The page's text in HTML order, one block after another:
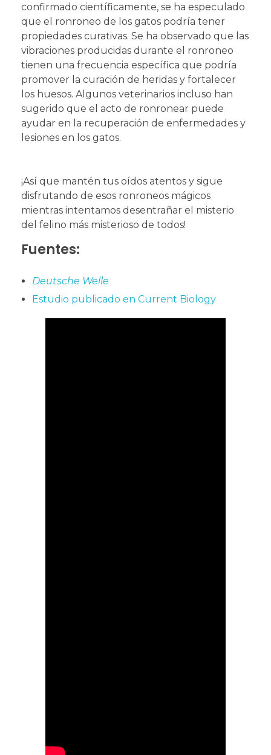
confirmado científicamente, se ha especulado
que el ronroneo de los gatos podría tener
propiedades curativas. Se ha observado que las
vibraciones producidas durante el ronroneo
tienen una frecuencia específica que podría
promover la curación de heridas y fortalecer
los huesos. Algunos veterinarios incluso han
sugerido que el acto de ronronear puede
ayudar en la recuperación de enfermedades y
lesiones en los gatos.
¡Así que mantén tus oídos atentos y sigue
disfrutando de esos ronroneos mágicos
mientras intentamos desentrañar el misterio
del felino más misterioso de todos!
Fuentes:
Deutsche Welle
Estudio publicado en Current Biology